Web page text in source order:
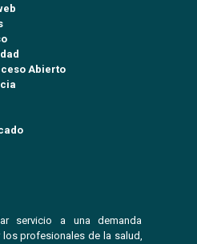
Abierto
servicio a una demanda
profesionales de la salud,